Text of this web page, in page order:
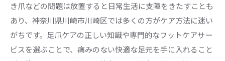
き爪などの問題は放置すると日常生活に支障をきたすことも
あり、神奈川県川崎市川崎区では多くの方がケア方法に迷い
がちです。足爪ケアの正しい知識や専門的なフットケアサー
ビスを選ぶことで、痛みのない快適な足元を手に入れること